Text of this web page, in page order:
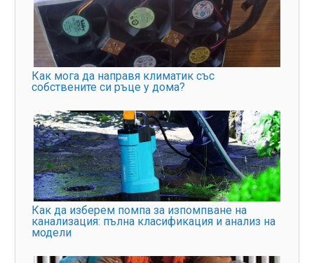
Как мога да направя климатик със
собствените си ръце у дома?
Как да изберем помпа за изпомпване на
канализация: пълна класификация и анализ на
модели